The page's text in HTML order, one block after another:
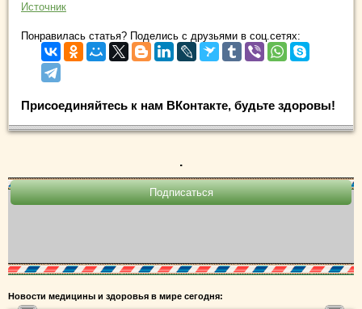
Источник
Понравилась статья? Поделись с друзьями в соц.сетях:
Присоединяйтесь к нам ВКонтакте, будьте здоровы!
.
Новости медицины и здоровья в мире сегодня: